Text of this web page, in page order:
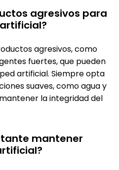
agresivos para
agresivos, como
fuertes, que pueden
artificial. Siempre opta
suaves, como agua y
la integridad del
mantener